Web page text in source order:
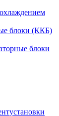
блоки (ККБ)
блоки